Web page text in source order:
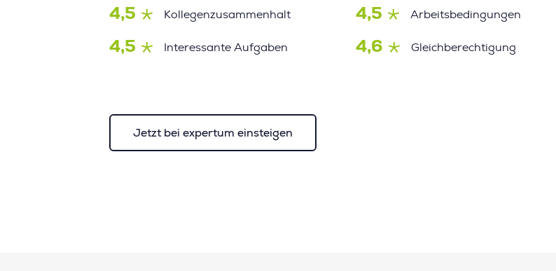
4,5 Kollegenzusammenhalt 4,5 Arbeitsbedingungen
4,5 Interessante Aufgaben 4,6 Gleichberechtigung
Jetzt bei expertum einsteigen